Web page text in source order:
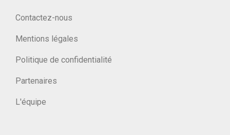
Contactez-nous
Mentions légales
Politique de confidentialité
Partenaires
L'équipe